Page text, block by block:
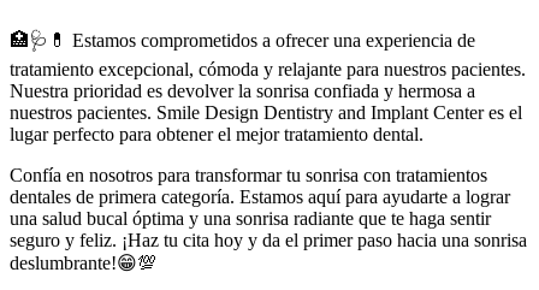
🏥🩺💊 Estamos comprometidos a ofrecer una experiencia de
tratamiento excepcional, cómoda y relajante para nuestros pacientes.
Nuestra prioridad es devolver la sonrisa confiada y hermosa a
nuestros pacientes. Smile Design Dentistry and Implant Center es el
lugar perfecto para obtener el mejor tratamiento dental.
Confía en nosotros para transformar tu sonrisa con tratamientos
dentales de primera categoría. Estamos aquí para ayudarte a lograr
una salud bucal óptima y una sonrisa radiante que te haga sentir
seguro y feliz. ¡Haz tu cita hoy y da el primer paso hacia una sonrisa
deslumbrante!😁💯